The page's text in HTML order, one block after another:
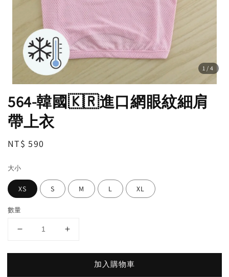
1 /4
564-韓國🇰🇷進口網眼紋細肩
帶上衣
Regular
NT$ 590
大小
XS S M L XL
數量
加入購物車